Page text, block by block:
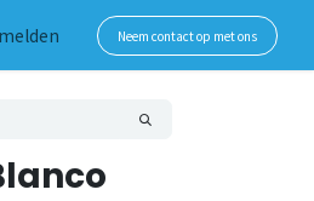
Neem contact op met ons